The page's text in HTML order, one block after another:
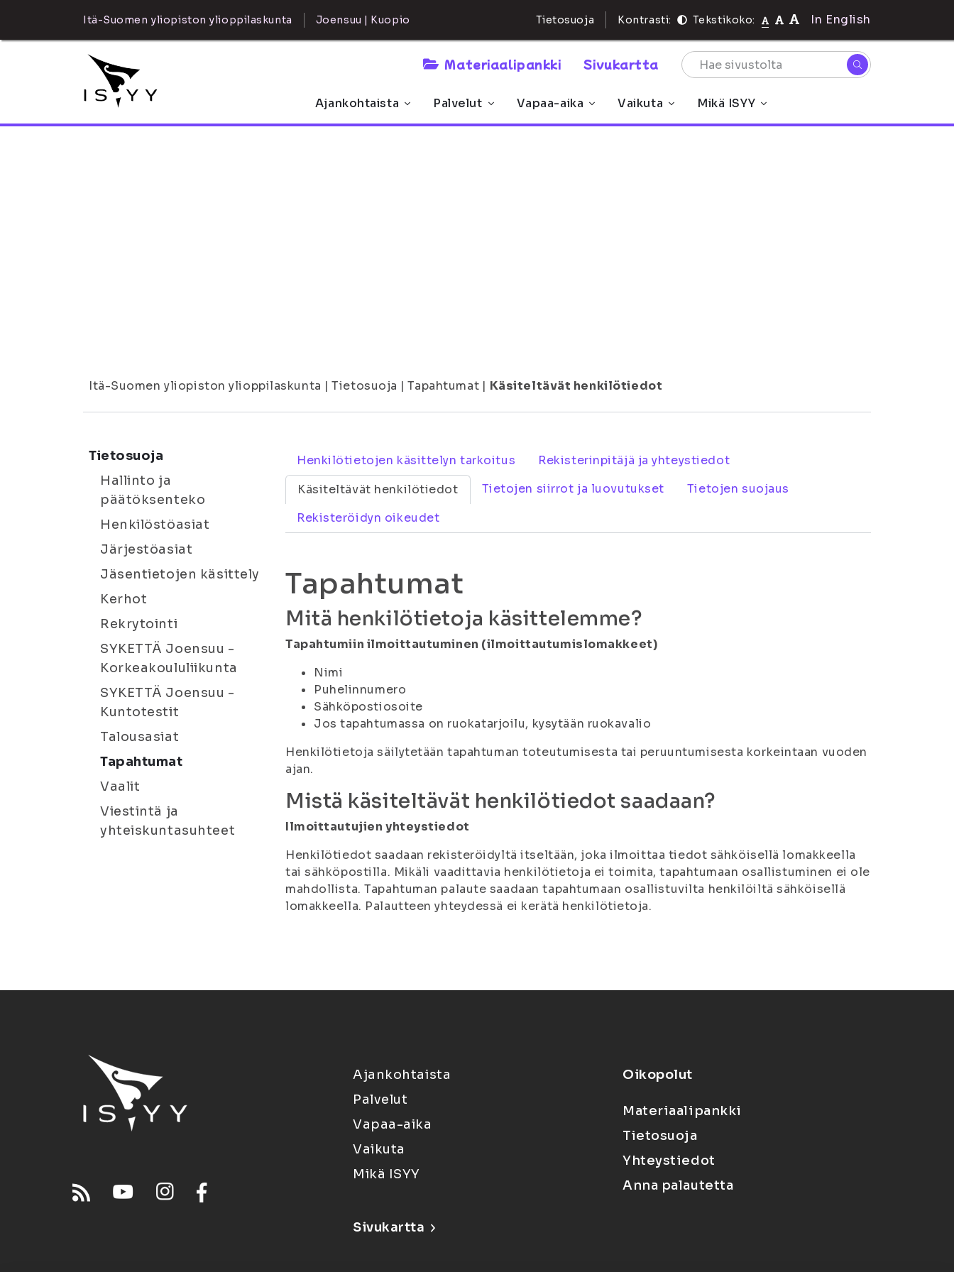
Itä-Suomen yliopiston ylioppilaskunta Joensuu | Kuopio Tietosuoja Kontrasti: Tekstikoko: In English
Materiaalipankki Sivukartta
Ajankohtaista Palvelut Vapaa-aika Vaikuta Mikä ISYY
Itä-Suomen yliopiston ylioppilaskunta | Tietosuoja | Tapahtumat | Käsiteltävät henkilötiedot
Tietosuoja
Hallinto ja
päätöksenteko
Henkilöstöasiat
Järjestöasiat
Jäsentietojen käsittely
Kerhot
Rekrytointi
SYKETTÄ Joensuu -
Korkeakoululiikunta
SYKETTÄ Joensuu -
Kuntotestit
Talousasiat
Tapahtumat
Vaalit
Viestintä ja
yhteiskuntasuhteet
Henkilötietojen käsittelyn tarkoitus
Rekisterinpitäjä ja yhteystiedot
Käsiteltävät henkilötiedot
Tietojen siirrot ja luovutukset
Tietojen suojaus
Rekisteröidyn oikeudet
Tapahtumat
Mitä henkilötietoja käsittelemme?
Tapahtumiin ilmoittautuminen (ilmoittautumislomakkeet)
Nimi
Puhelinnumero
Sähköpostiosoite
Jos tapahtumassa on ruokatarjoilu, kysytään ruokavalio
Henkilötietoja säilytetään tapahtuman toteutumisesta tai peruuntumisesta korkeintaan vuoden
ajan.
Mistä käsiteltävät henkilötiedot saadaan?
Ilmoittautujien yhteystiedot
Henkilötiedot saadaan rekisteröidyltä itseltään, joka ilmoittaa tiedot sähköisellä lomakkeella
tai sähköpostilla. Mikäli vaadittavia henkilötietoja ei toimita, tapahtumaan osallistuminen ei ole
mahdollista. Tapahtuman palaute saadaan tapahtumaan osallistuvilta henkilöiltä sähköisellä
lomakkeella. Palautteen yhteydessä ei kerätä henkilötietoja.
Ajankohtaista
Palvelut
Vapaa-aika
Vaikuta
Mikä ISYY
Sivukartta
Oikopolut
Materiaalipankki
Tietosuoja
Yhteystiedot
Anna palautetta